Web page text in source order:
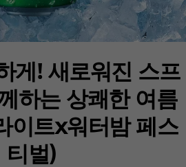
게! 새로워진 스프
하는 상쾌한 여름
이트x워터밤 페스
티벌)